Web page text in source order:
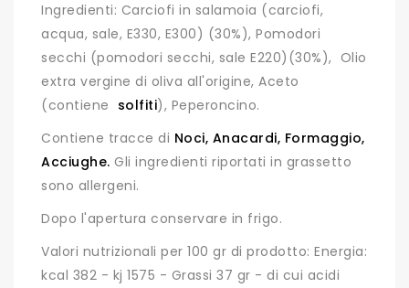
Ingredienti: Carciofi in salamoia (carciofi,
acqua, sale, E330, E300) (30%), Pomodori
secchi (pomodori secchi, sale E220)(30%), Olio
extra vergine di oliva all'origine, Aceto
(contiene solfiti), Peperoncino.
Contiene tracce di Noci, Anacardi, Formaggio,
Acciughe. Gli ingredienti riportati in grassetto
sono allergeni.
Dopo l'apertura conservare in frigo.
Valori nutrizionali per 100 gr di prodotto: Energia:
kcal 382 - kj 1575 - Grassi 37 gr - di cui acidi